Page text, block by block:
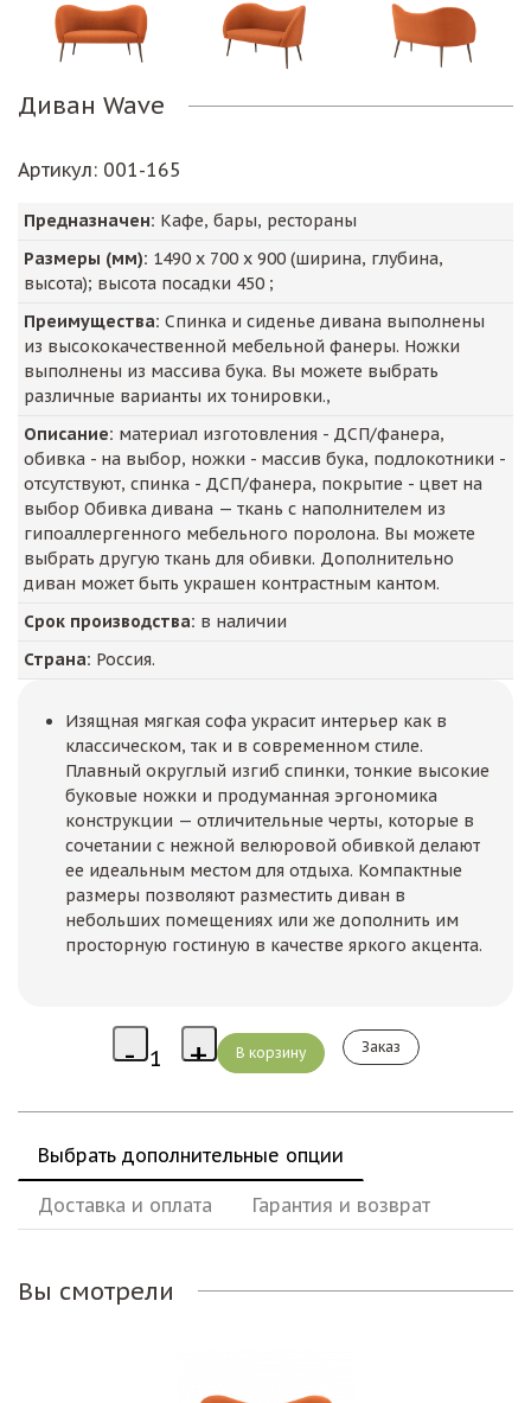
Диван Wave
Артикул: 001-165
Предназначен: Кафе, бары, рестораны
Размеры (мм): 1490 х 700 х 900 (ширина, глубина,
высота); высота посадки 450 ;
Преимущества: Спинка и сиденье дивана выполнены
из высококачественной мебельной фанеры. Ножки
выполнены из массива бука. Вы можете выбрать
различные варианты их тонировки.,
Описание: материал изготовления - ДСП/фанера,
обивка - на выбор, ножки - массив бука, подлокотники -
отсутствуют, спинка - ДСП/фанера, покрытие - цвет на
выбор Обивка дивана — ткань c наполнителем из
гипоаллергенного мебельного поролона. Вы можете
выбрать другую ткань для обивки. Дополнительно
диван может быть украшен контрастным кантом.
Срок производства: в наличии
Страна: Россия.
Изящная мягкая софа украсит интерьер как в
классическом, так и в современном стиле.
Плавный округлый изгиб спинки, тонкие высокие
буковые ножки и продуманная эргономика
конструкции — отличительные черты, которые в
сочетании с нежной велюровой обивкой делают
ее идеальным местом для отдыха. Компактные
размеры позволяют разместить диван в
небольших помещениях или же дополнить им
просторную гостиную в качестве яркого акцента.
Заказ
Выбрать дополнительные опции
Доставка и оплата Гарантия и возврат
Вы смотрели